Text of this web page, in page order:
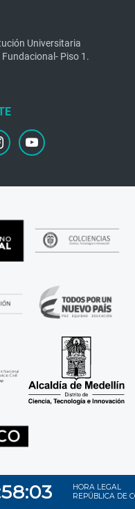
Universitaria
Piso 1.